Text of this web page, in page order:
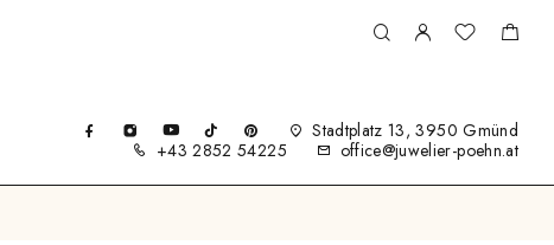
Stadtplatz 13, 3950 Gmünd
+43 2852 54225
office@juwelier-poehn.at